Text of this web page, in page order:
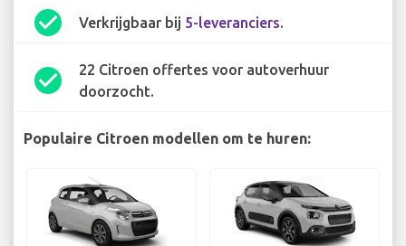
check_circle Verkrijgbaar bij 5-leveranciers.
check_circle
22 Citroen offertes voor autoverhuur
doorzocht.
Populaire Citroen modellen om te huren: